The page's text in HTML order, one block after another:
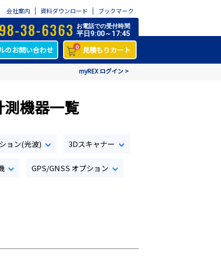
会社案内 資料ダウンロード ブックマーク
38-6363 お電話での受付時間
平日9:00～17:45
のお問い合わせ 0 見積もりカート
myREX ログイン >
機器一覧
ョン(光波) 3Dスキャナー
GPS/GNSS オプション